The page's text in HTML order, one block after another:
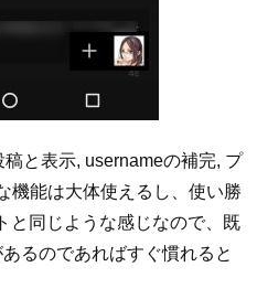
稿と表示, usernameの補完, プ
機能は大体使えるし、使い勝
と同じような感じなので、既
るのであればすぐ慣れると